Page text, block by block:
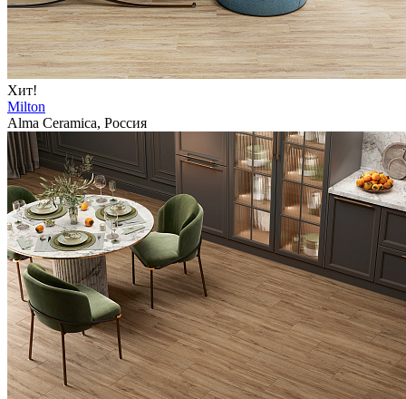
Хит!
Milton
Alma Ceramica, Россия